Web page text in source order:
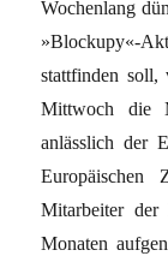
Wochenlang
»Blockupy«-
stattfinden
Mittwoch die
anlässlich der
Europäischen
Mitarbeiter
Monaten